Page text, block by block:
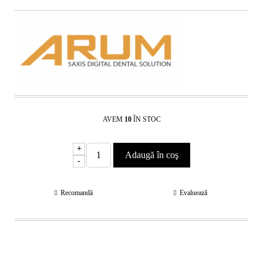
AVEM 10 ÎN STOC
+
-
Recomandă Evaluează